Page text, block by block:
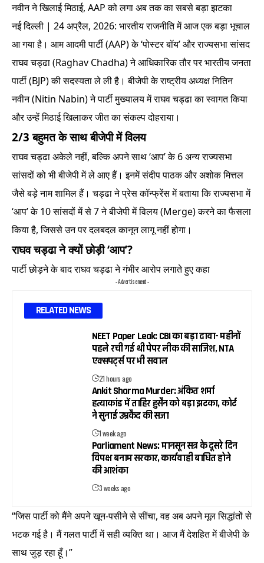
नवीन ने खिलाई मिठाई, AAP को लगा अब तक का सबसे बड़ा झटका
नई दिल्ली | 24 अप्रैल, 2026: भारतीय राजनीति में आज एक बड़ा भूचाल
आ गया है। आम आदमी पार्टी (AAP) के ‘पोस्टर बॉय’ और राज्यसभा सांसद
राघव चड्ढा (Raghav Chadha) ने आधिकारिक तौर पर भारतीय जनता
पार्टी (BJP) की सदस्यता ले ली है। बीजेपी के राष्ट्रीय अध्यक्ष नितिन
नवीन (Nitin Nabin) ने पार्टी मुख्यालय में राघव चड्ढा का स्वागत किया
और उन्हें मिठाई खिलाकर जीत का संकल्प दोहराया।
2/3 बहुमत के साथ बीजेपी में विलय
राघव चड्ढा अकेले नहीं, बल्कि अपने साथ ‘आप’ के 6 अन्य राज्यसभा
सांसदों को भी बीजेपी में ले आए हैं। इनमें संदीप पाठक और अशोक मित्तल
जैसे बड़े नाम शामिल हैं। चड्ढा ने प्रेस कॉन्फ्रेंस में बताया कि राज्यसभा में
‘आप’ के 10 सांसदों में से 7 ने बीजेपी में विलय (Merge) करने का फैसला
किया है, जिससे उन पर दलबदल कानून लागू नहीं होगा।
राघव चड्ढा ने क्यों छोड़ी ‘आप’?
पार्टी छोड़ने के बाद राघव चड्ढा ने गंभीर आरोप लगाते हुए कहा
- Advertisement -
RELATED NEWS
NEET Paper Leak: CBI का बड़ा दावा- महीनों
पहले रची गई थी पेपर लीक की साजिश, NTA
एक्सपर्ट्स पर भी सवाल
21 hours ago
Ankit Sharma Murder: अंकित शर्मा
हत्याकांड में ताहिर हुसैन को बड़ा झटका, कोर्ट
ने सुनाई उम्रकैद की सजा
1 week ago
Parliament News: मानसून सत्र के दूसरे दिन
विपक्ष बनाम सरकार, कार्यवाही बाधित होने
की आशंका
3 weeks ago
“जिस पार्टी को मैंने अपने खून-पसीने से सींचा, वह अब अपने मूल सिद्धांतों से
भटक गई है। मैं गलत पार्टी में सही व्यक्ति था। आज मैं देशहित में बीजेपी के
साथ जुड़ रहा हूँ।”